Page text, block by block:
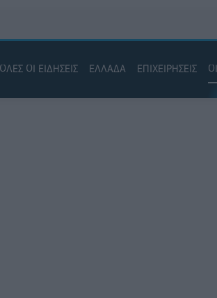
ΟΛΕΣ ΟΙ ΕΙΔΗΣΕΙΣ ΕΛΛΑΔΑ ΕΠΙΧΕΙΡΗΣΕΙΣ